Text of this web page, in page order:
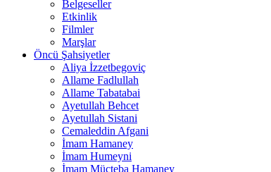
Belgeseller
Etkinlik
Filmler
Marşlar
Öncü Şahsiyetler
Aliya İzzetbegoviç
Allame Fadlullah
Allame Tabatabai
Ayetullah Behcet
Ayetullah Sistani
Cemaleddin Afgani
İmam Hamaney
İmam Humeyni
İmam Mücteba Hamaney